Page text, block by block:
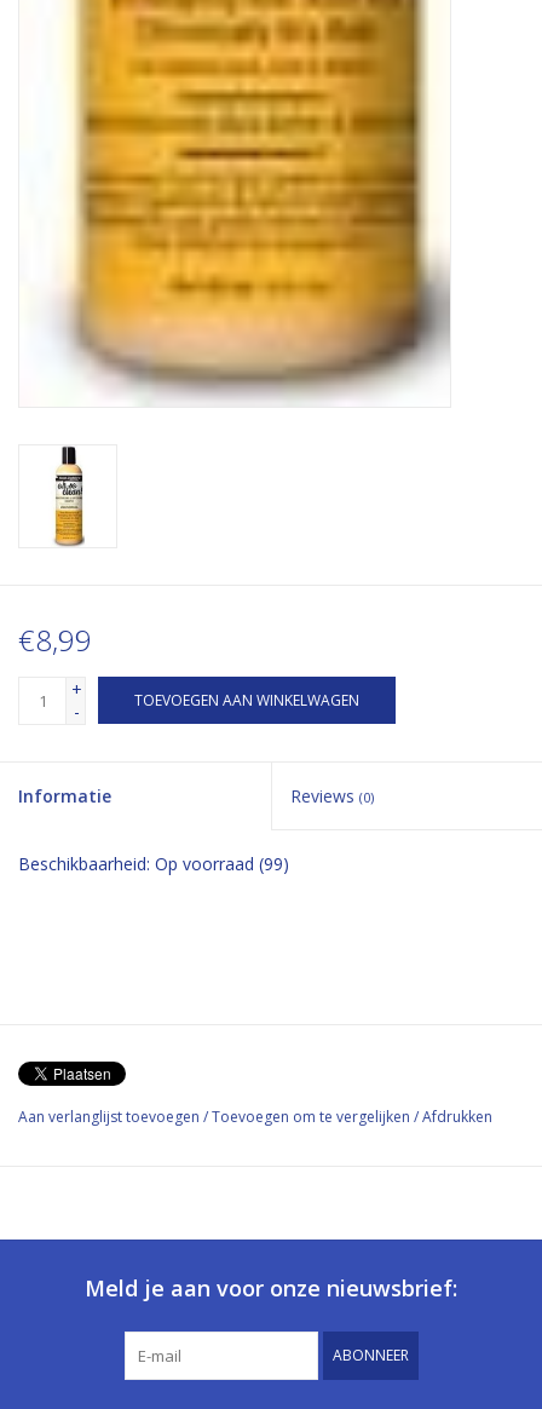
€8,99
+
-
TOEVOEGEN AAN WINKELWAGEN
Informatie Reviews (0)
Beschikbaarheid: Op voorraad (99)
Aan verlanglijst toevoegen /Toevoegen om te vergelijken /Afdrukken
Meld je aan voor onze nieuwsbrief:
ABONNEER